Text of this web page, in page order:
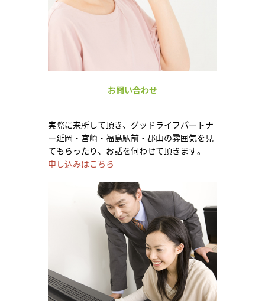
お問い合わせ
実際に来所して頂き、グッドライフパートナ
ー延岡・宮崎・福島駅前・郡山の雰囲気を見
てもらったり、お話を伺わせて頂きます。
申し込みはこちら